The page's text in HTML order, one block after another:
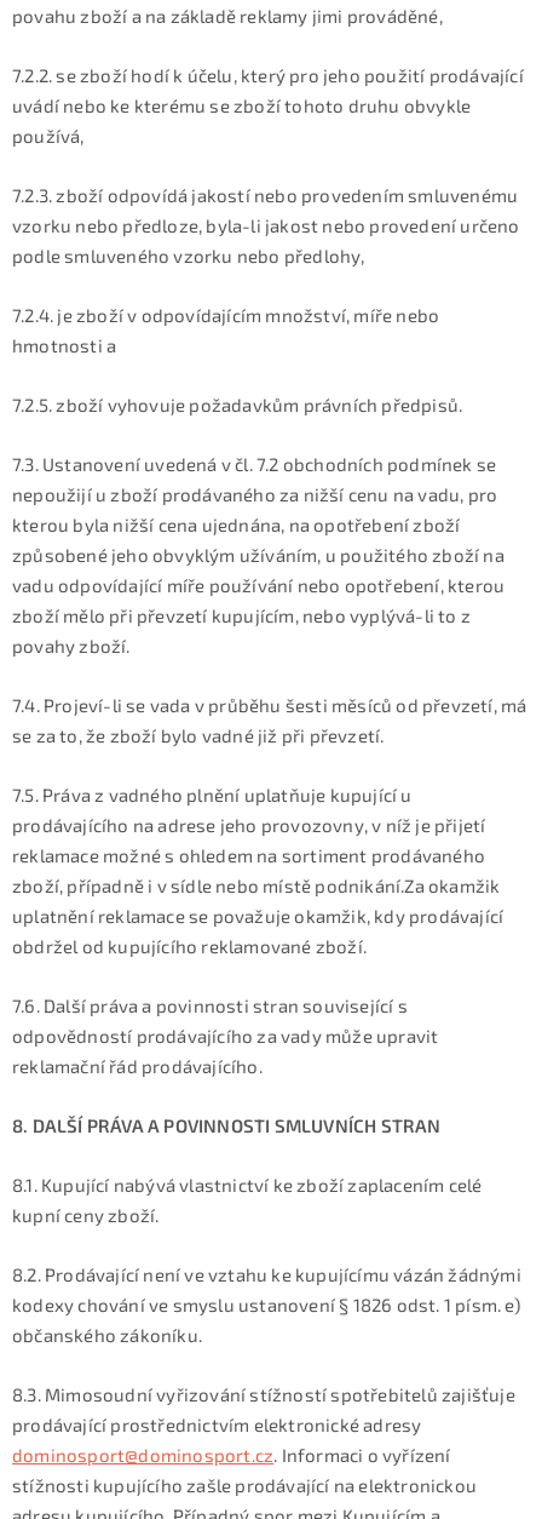
povahu zboží a na základě reklamy jimi prováděné,
7.2.2. se zboží hodí k účelu, který pro jeho použití prodávající
uvádí nebo ke kterému se zboží tohoto druhu obvykle
používá,
7.2.3. zboží odpovídá jakostí nebo provedením smluvenému
vzorku nebo předloze, byla-li jakost nebo provedení určeno
podle smluveného vzorku nebo předlohy,
7.2.4. je zboží v odpovídajícím množství, míře nebo
hmotnosti a
7.2.5. zboží vyhovuje požadavkům právních předpisů.
7.3. Ustanovení uvedená v čl. 7.2 obchodních podmínek se
nepoužijí u zboží prodávaného za nižší cenu na vadu, pro
kterou byla nižší cena ujednána, na opotřebení zboží
způsobené jeho obvyklým užíváním, u použitého zboží na
vadu odpovídající míře používání nebo opotřebení, kterou
zboží mělo při převzetí kupujícím, nebo vyplývá-li to z
povahy zboží.
7.4. Projeví-li se vada v průběhu šesti měsíců od převzetí, má
se za to, že zboží bylo vadné již při převzetí.
7.5. Práva z vadného plnění uplatňuje kupující u
prodávajícího na adrese jeho provozovny, v níž je přijetí
reklamace možné s ohledem na sortiment prodávaného
zboží, případně i v sídle nebo místě podnikání.Za okamžik
uplatnění reklamace se považuje okamžik, kdy prodávající
obdržel od kupujícího reklamované zboží.
7.6. Další práva a povinnosti stran související s
odpovědností prodávajícího za vady může upravit
reklamační řád prodávajícího.
8. DALŠÍ PRÁVA A POVINNOSTI SMLUVNÍCH STRAN
8.1. Kupující nabývá vlastnictví ke zboží zaplacením celé
kupní ceny zboží.
8.2. Prodávající není ve vztahu ke kupujícímu vázán žádnými
kodexy chování ve smyslu ustanovení § 1826 odst. 1 písm. e)
občanského zákoníku.
8.3. Mimosoudní vyřizování stížností spotřebitelů zajišťuje
prodávající prostřednictvím elektronické adresy
dominosport@dominosport.cz. Informaci o vyřízení
stížnosti kupujícího zašle prodávající na elektronickou